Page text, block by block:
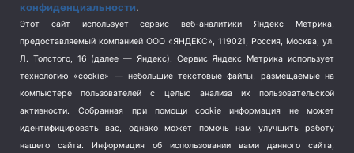
Спорт (740)
Терроризм (1)
Транспорт (262)
Туризм (178)
Флот (76)
конфиденциальности.
Этот сайт использует сервис веб-аналитики Яндекс Метрика,
предоставляемый компанией ООО «ЯНДЕКС», 119021, Россия, Москва, ул.
Л. Толстого, 16 (далее — Яндекс). Сервис Яндекс Метрика использует
технологию «cookie» — небольшие текстовые файлы, размещаемые на
компьютере пользователей с целью анализа их пользовательской
активности.
Собранная при помощи cookie информация не может
идентифицировать вас, однако может помочь нам улучшить работу
нашего сайта. Информация об использовании вами данного сайта,